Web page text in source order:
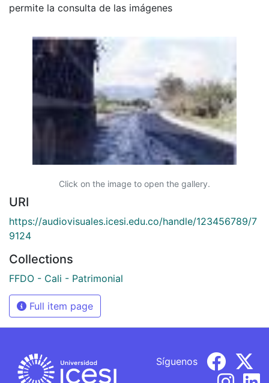
permite la consulta de las imágenes
Click on the image to open the gallery.
URI
https://audiovisuales.icesi.edu.co/handle/123456789/7
9124
Collections
FFDO - Cali - Patrimonial
Full item page
Síguenos